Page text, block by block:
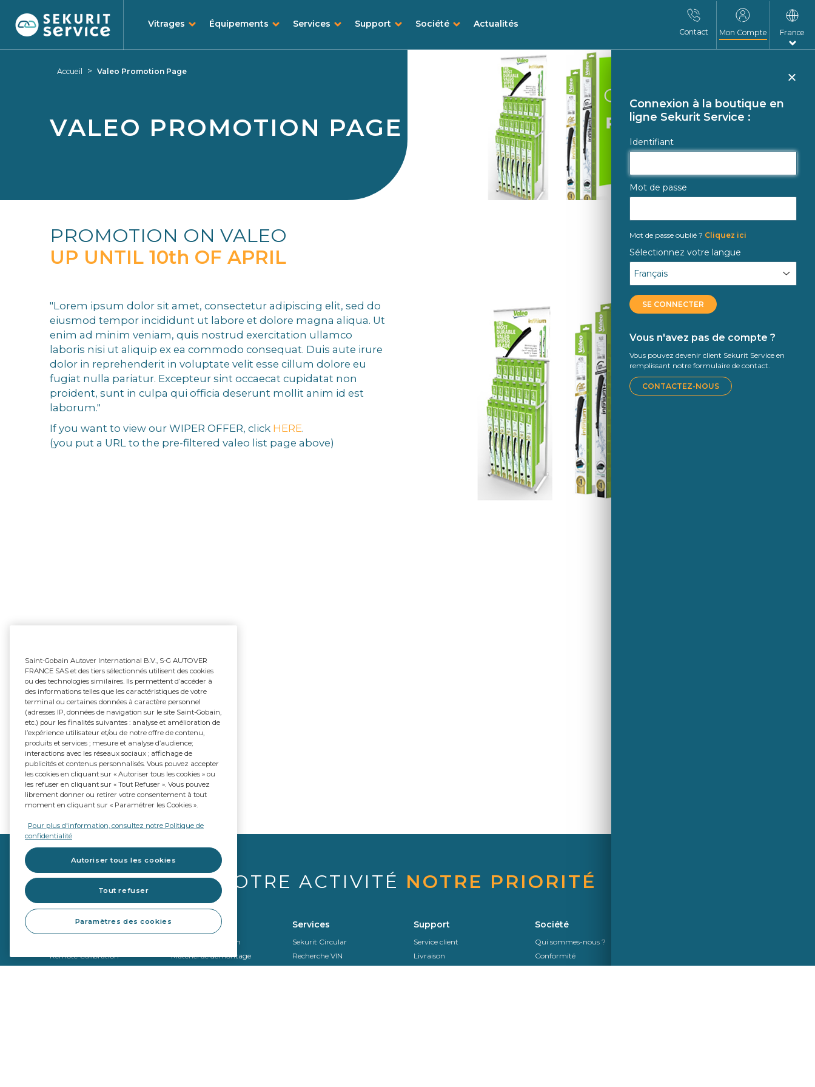
Vitrages Équipements Services Support Société Actualités
Contact Mon Compte France
Connexion à la boutique en
ligne Sekurit Service :
Identifiant
Mot de passe
Mot de passe oublié ? Cliquez ici
Sélectionnez votre langue
SE CONNECTER
Vous n'avez pas de compte ?
Vous pouvez devenir client Sekurit Service en
remplissant notre formulaire de contact.
CONTACTEZ-NOUS
Accueil > Valeo Promotion Page
VALEO PROMOTION PAGE
PROMOTION ON VALEO
UP UNTIL 10th OF APRIL
"Lorem ipsum dolor sit amet, consectetur adipiscing elit, sed do
eiusmod tempor incididunt ut labore et dolore magna aliqua. Ut
enim ad minim veniam, quis nostrud exercitation ullamco
laboris nisi ut aliquip ex ea commodo consequat. Duis aute irure
dolor in reprehenderit in voluptate velit esse cillum dolore eu
fugiat nulla pariatur. Excepteur sint occaecat cupidatat non
proident, sunt in culpa qui officia deserunt mollit anim id est
laborum."
If you want to view our WIPER OFFER, click HERE.
(you put a URL to the pre-filtered valeo list page above)
VOTRE ACTIVITÉ NOTRE PRIORITÉ
Vitrages
Remote Calibration
Équipements
Outils de réparation
Matériel de démontage
Services
Sekurit Circular
Recherche VIN
Support
Service client
Livraison
Société
Qui sommes-nous ?
Conformité
Saint-Gobain Autover International B.V., S-G AUTOVER
FRANCE SAS et des tiers sélectionnés utilisent des cookies
ou des technologies similaires. Ils permettent d’accéder à
des informations telles que les caractéristiques de votre
terminal ou certaines données à caractère personnel
(adresses IP, données de navigation sur le site Saint-Gobain,
etc.) pour les finalités suivantes : analyse et amélioration de
l’expérience utilisateur et/ou de notre offre de contenu,
produits et services ; mesure et analyse d’audience;
interactions avec les réseaux sociaux ; affichage de
publicités et contenus personnalisés. Vous pouvez accepter
les cookies en cliquant sur « Autoriser tous les cookies » ou
les refuser en cliquant sur « Tout Refuser ». Vous pouvez
librement donner ou retirer votre consentement à tout
moment en cliquant sur « Paramétrer les Cookies ».
Pour plus d'information, consultez notre Politique de
confidentialité
Autoriser tous les cookies
Tout refuser
Paramètres des cookies